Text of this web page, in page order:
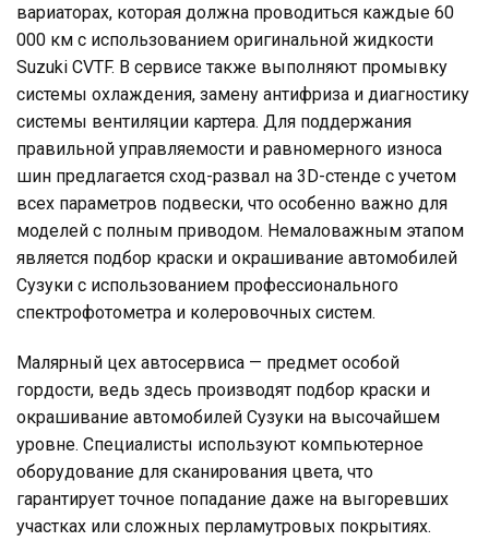
вариаторах, которая должна проводиться каждые 60
000 км с использованием оригинальной жидкости
Suzuki CVTF. В сервисе также выполняют промывку
системы охлаждения, замену антифриза и диагностику
системы вентиляции картера. Для поддержания
правильной управляемости и равномерного износа
шин предлагается сход-развал на 3D-стенде с учетом
всех параметров подвески, что особенно важно для
моделей с полным приводом. Немаловажным этапом
является подбор краски и окрашивание автомобилей
Сузуки с использованием профессионального
спектрофотометра и колеровочных систем.
Малярный цех автосервиса — предмет особой
гордости, ведь здесь производят подбор краски и
окрашивание автомобилей Сузуки на высочайшем
уровне. Специалисты используют компьютерное
оборудование для сканирования цвета, что
гарантирует точное попадание даже на выгоревших
участках или сложных перламутровых покрытиях.